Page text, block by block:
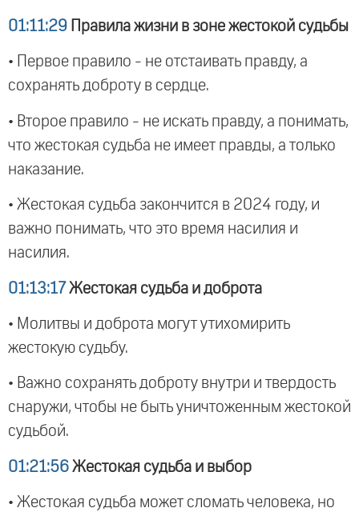
01:11:29 Правила жизни в зоне жестокой судьбы
• Первое правило - не отстаивать правду, а
сохранять доброту в сердце.
• Второе правило - не искать правду, а понимать,
что жестокая судьба не имеет правды, а только
наказание.
• Жестокая судьба закончится в 2024 году, и
важно понимать, что это время насилия и
насилия.
01:13:17 Жестокая судьба и доброта
• Молитвы и доброта могут утихомирить
жестокую судьбу.
• Важно сохранять доброту внутри и твердость
снаружи, чтобы не быть уничтоженным жестокой
судьбой.
01:21:56 Жестокая судьба и выбор
• Жестокая судьба может сломать человека, но